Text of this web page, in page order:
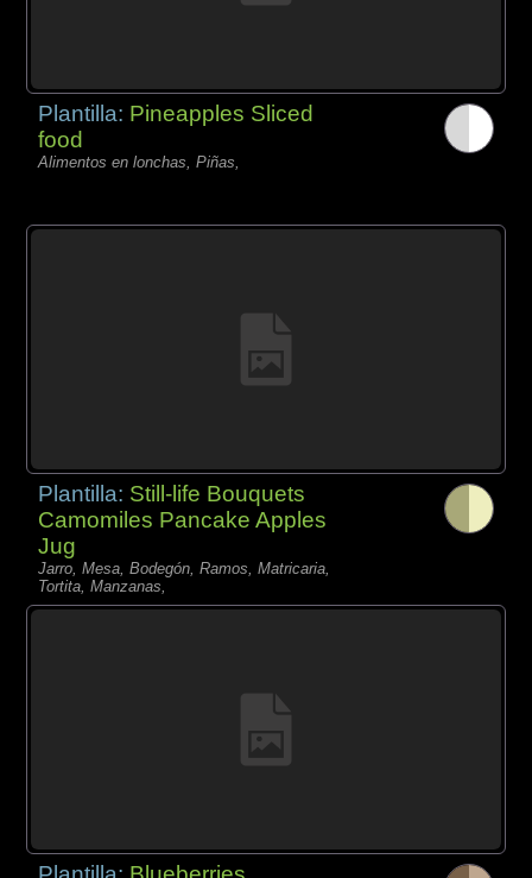
Plantilla: Pineapples Sliced
food
Alimentos en lonchas, Piñas,
Plantilla: Still-life Bouquets
Camomiles Pancake Apples
Jug
Jarro, Mesa, Bodegón, Ramos, Matricaria,
Tortita, Manzanas,